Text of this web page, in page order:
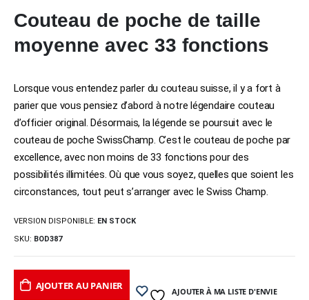
Couteau de poche de taille
moyenne avec 33 fonctions
Lorsque vous entendez parler du couteau suisse, il y a fort à
parier que vous pensiez d’abord à notre légendaire couteau
d’officier original. Désormais, la légende se poursuit avec le
couteau de poche SwissChamp. C’est le couteau de poche par
excellence, avec non moins de 33 fonctions pour des
possibilités illimitées. Où que vous soyez, quelles que soient les
circonstances, tout peut s’arranger avec le Swiss Champ.
VERSION DISPONIBLE: EN STOCK
SKU: BOD387
AJOUTER AU PANIER AJOUTER À MA LISTE D'ENVIE